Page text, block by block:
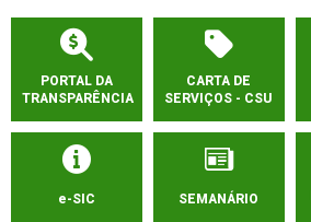
PORTAL DA
TRANSPARÊNCIA
CARTA DE
SERVIÇOS - CSU
e-SIC SEMANÁRIO